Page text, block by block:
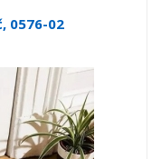
0576-02